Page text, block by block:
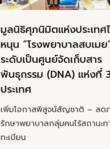
มูลนิธิศุภนิมิตแห่งประเทศ
หนุน “โรงพยาบาลสบเม
ระดับเป็นศูนย์จัดเก็บสาร
พันธุกรรม (DNA) แห่งที่
ประเทศ
เพิ่มโอกาสพิสูจน์สัญชาติ – ลด
รักษาพยาบาลกลุ่มคนไร้สถานะท
ทะเบียน